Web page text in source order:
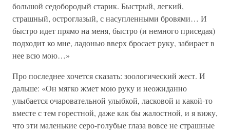
большой седобородый старик. Быстрый, легкий,
страшный, остроглазый, с насупленными бровями… И
быстро идет прямо на меня, быстро (и немного приседая)
подходит ко мне, ладонью вверх бросает руку, забирает в
нее всю мою…»
Про последнее хочется сказать: зоологический жест. И
дальше: «Он мягко жмет мою руку и неожиданно
улыбается очаровательной улыбкой, ласковой и какой-то
вместе с тем горестной, даже как бы жалостной, и я вижу,
что эти маленькие серо-голубые глаза вовсе не страшные